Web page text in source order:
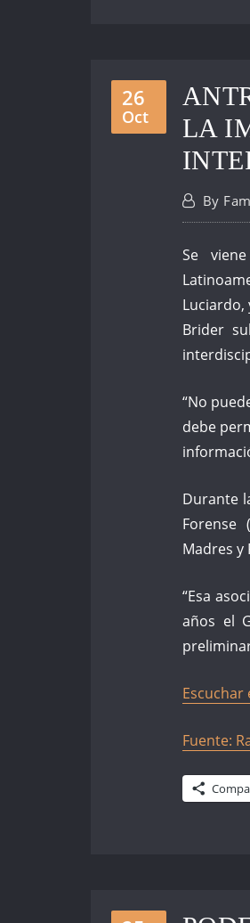
26
Oct
LA
By
Se
Luciardo,
Brider
“No
debe
Durante
Forense
Madres y
“Esa
años el
Escuchar
Fuente: